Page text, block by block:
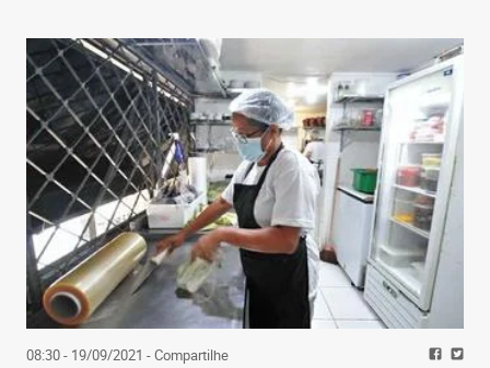
08:30 - 19/09/2021 - Compartilhe